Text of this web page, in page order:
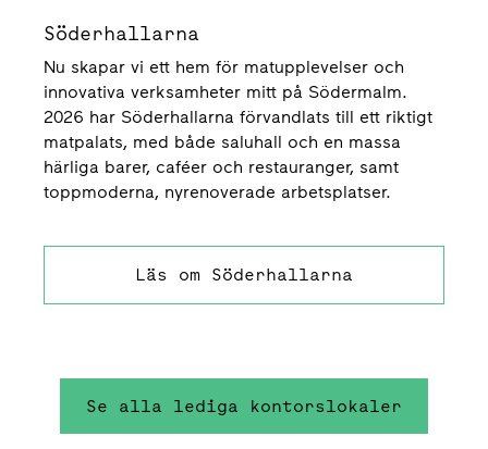
Söderhallarna
Nu skapar vi ett hem för matupplevelser och
innovativa verksamheter mitt på Södermalm.
2026 har Söderhallarna förvandlats till ett riktigt
matpalats, med både saluhall och en massa
härliga barer, caféer och restauranger, samt
toppmoderna, nyrenoverade arbetsplatser.
Läs om Söderhallarna
Se alla lediga kontorslokaler